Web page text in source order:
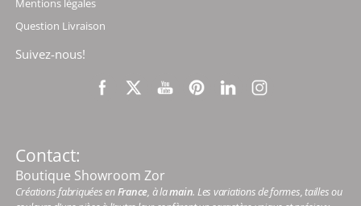
Mentions légales
Question Livraison
Suivez-nous!
Contact:
Boutique Showroom Zor
Créations fabriquées enFrance, à lamain. Les variations de formes, tailles ou